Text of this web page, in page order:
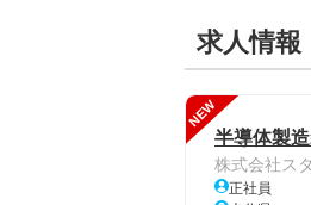
求人情報
NEW
半導体製
株式会社ス
正社員